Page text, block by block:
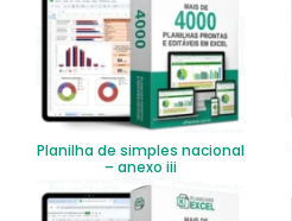
Planilha de simples nacional
– anexo iii